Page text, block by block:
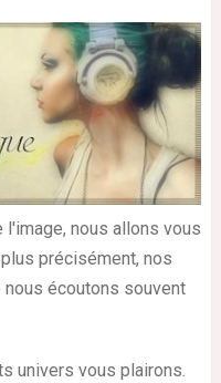
nous allons vous
précisément, nos
écoutons souvent
univers vous plairons.